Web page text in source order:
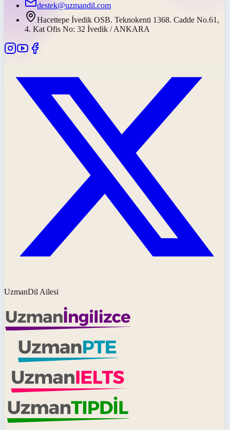
destek@uzmandil.com
Hacettepe İvedik OSB. Teknokenti 1368. Cadde No.61,
4. Kat Ofis No: 32 İvedik / ANKARA
UzmanDil Ailesi